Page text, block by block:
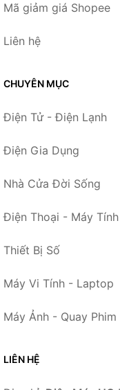
Mã giảm giá Shopee
Liên hệ
CHUYÊN MỤC
Điện Tử - Điện Lạnh
Điện Gia Dụng
Nhà Cửa Đời Sống
Điện Thoại - Máy Tính
Thiết Bị Số
Máy Vi Tính - Laptop
Máy Ảnh - Quay Phim
LIÊN HỆ